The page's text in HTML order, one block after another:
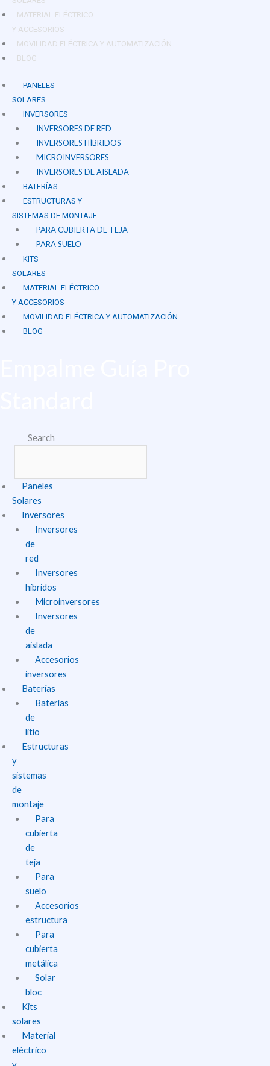
MATERIAL ELÉCTRICO
Y ACCESORIOS
MOVILIDAD ELÉCTRICA Y AUTOMATIZACIÓN
BLOG
PANELES
SOLARES
INVERSORES
INVERSORES DE RED
INVERSORES HÍBRIDOS
MICROINVERSORES
INVERSORES DE AISLADA
BATERÍAS
ESTRUCTURAS Y
SISTEMAS DE MONTAJE
PARA CUBIERTA DE TEJA
PARA SUELO
KITS
SOLARES
MATERIAL ELÉCTRICO
Y ACCESORIOS
MOVILIDAD ELÉCTRICA Y AUTOMATIZACIÓN
BLOG
Search
Paneles
Solares
Inversores
Inversores
de
red
Inversores
híbridos
Microinversores
Inversores
de
aislada
Accesorios
inversores
Baterías
Baterías
de
litio
Estructuras
y
sistemas
de
montaje
Para
cubierta
de
teja
Para
suelo
Accesorios
estructura
Para
cubierta
metálica
Solar
bloc
Kits
solares
Material
eléctrico